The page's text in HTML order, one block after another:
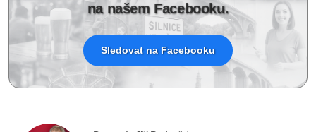
na našem Facebooku.
Sledovat na Facebooku